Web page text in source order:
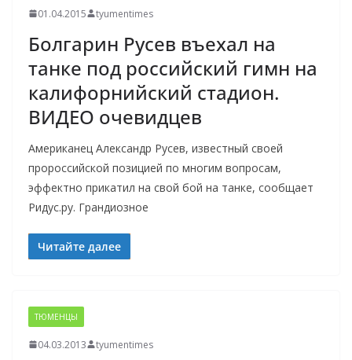
01.04.2015 tyumentimes
Болгарин Русев въехал на
танке под российский гимн на
калифорнийский стадион.
ВИДЕО очевидцев
Американец Александр Русев, известный своей
пророссийской позицией по многим вопросам,
эффектно прикатил на свой бой на танке, сообщает
Ридус.ру. Грандиозное
Читайте далее
ТЮМЕНЦЫ
04.03.2013 tyumentimes